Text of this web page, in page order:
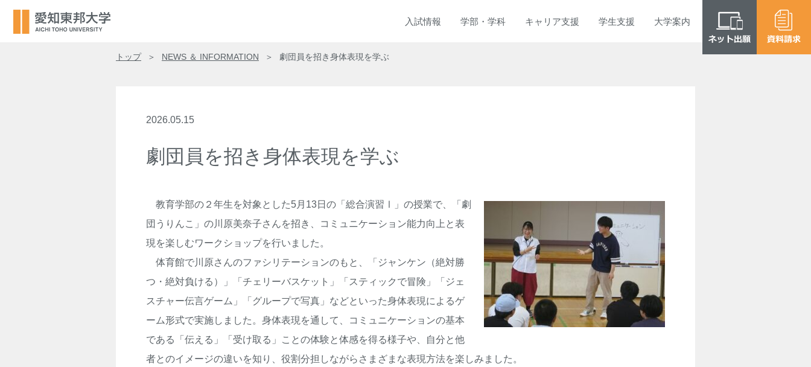
入試情報 学部 ・ 学科 キャリア支援 学生支援 大学案内
トップ NEWS ＆ INFORMATION 劇団員を招き身体表現を学ぶ
2026.05.15
劇団員を招き身体表現を学ぶ
教育学部の２年生を対象とした5月 13日の「総合演習 Ⅰ
」の授業で、「劇
団うりんこ」の川原美奈子さんを招き、コミュニケーション能力向上と表
現を楽しむワークショップを行いました。
体育館で川原さんのファシリテーションのもと、「ジャンケン（絶対勝
つ・絶対負ける）」「チェリーバスケット」「スティックで冒険」「ジェ
スチャー伝言ゲーム」「グループで写真」などといった身体表現によるゲ
ーム形式で実施しました。身体表現を通して、コミュニケーションの基本
である「伝える」「受け取る」ことの体験と体感を得る様子や、自分と他
者とのイメージの違いを知り、役割分担しながらさまざまな表現方法を楽しみました。